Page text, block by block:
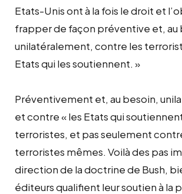
Etats-Unis ont à la fois le droit et
frapper de façon préventive et, au
unilatéralement, contre les
Etats qui les soutiennent. »
Préventivement et, au besoin,
et contre « les Etats qui
terroristes, et pas seulement
terroristes mêmes. Voilà des pas
direction de la doctrine de Bush,
éditeurs qualifient leur soutien à la